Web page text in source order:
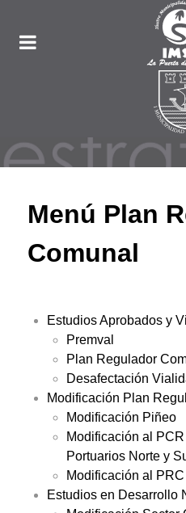
Menú Plan
Comunal
Estudios Aprobados y
Premval
Plan Regulador
Desafectación
Modificación Plan
Modificación Piñeo
Modificación al
Portuarios Norte y
Modificación al
Estudios en Desarrollo